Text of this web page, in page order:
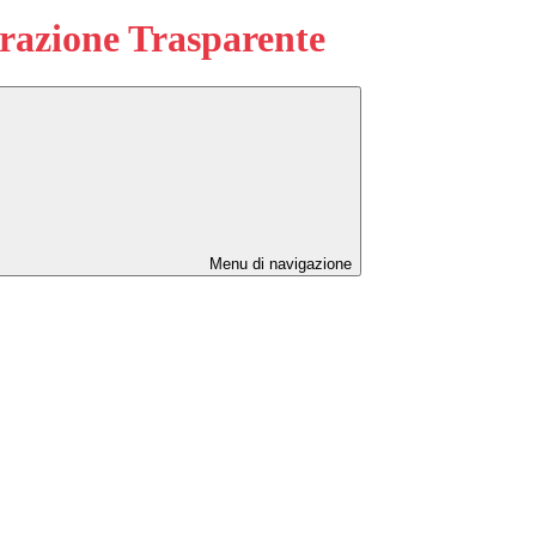
Trasparente
Menu di navigazione